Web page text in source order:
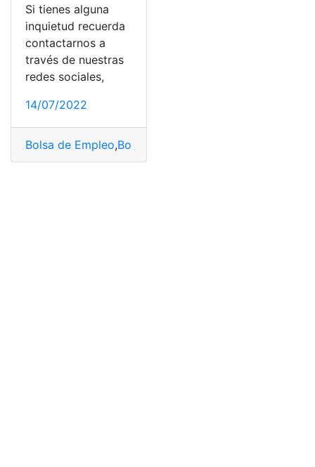
Si tienes alguna
inquietud recuerda
contactarnos a
través de nuestras
redes sociales,
14/07/2022
Bolsa de Empleo,Bolsa de empleo Guayaquil